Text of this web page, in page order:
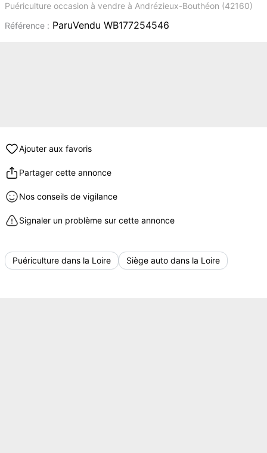
Puériculture occasion à vendre à Andrézieux-Bouthéon (42160)
Référence : ParuVendu WB177254546
Ajouter aux favoris
Partager cette annonce
Nos conseils de vigilance
Signaler un problème sur cette annonce
Puériculture dans la Loire Siège auto dans la Loire